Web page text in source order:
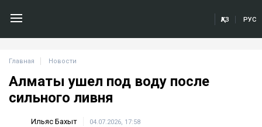
ҚАЗ РУС
Главная Новости
Алматы ушел под воду после
сильного ливня
Ильяс Бахыт 04.07.2026, 17:58